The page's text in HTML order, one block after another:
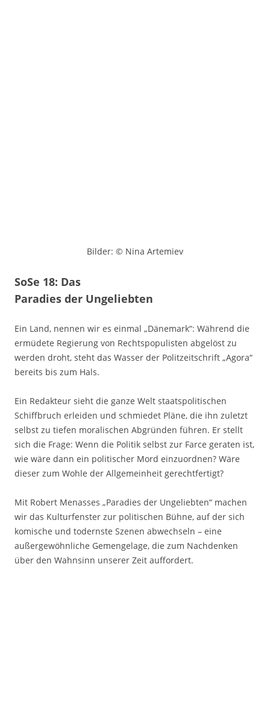
Bilder: © Nina Artemiev
SoSe 18: Das
Paradies der Ungeliebten
Ein Land, nennen wir es einmal „Dänemark“: Während die
ermüdete Regierung von Rechtspopulisten abgelöst zu
werden droht, steht das Wasser der Politzeitschrift „Agora“
bereits bis zum Hals.
Ein Redakteur sieht die ganze Welt staatspolitischen
Schiffbruch erleiden und schmiedet Pläne, die ihn zuletzt
selbst zu tiefen moralischen Abgründen führen. Er stellt
sich die Frage: Wenn die Politik selbst zur Farce geraten ist,
wie wäre dann ein politischer Mord einzuordnen? Wäre
dieser zum Wohle der Allgemeinheit gerechtfertigt?
Mit Robert Menasses „Paradies der Ungeliebten“ machen
wir das Kulturfenster zur politischen Bühne, auf der sich
komische und todernste Szenen abwechseln – eine
außergewöhnliche Gemengelage, die zum Nachdenken
über den Wahnsinn unserer Zeit auffordert.